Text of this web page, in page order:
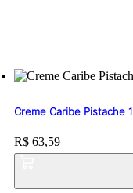
Creme Caribe Pistache
Price:
R$ 63,59